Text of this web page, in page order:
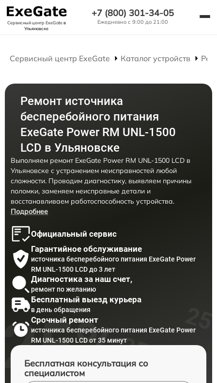
Сервисный центр ExeGateв
Ульяновске
+7 (800) 301-34-05
Ежедневно с 9:00 до 21:00
Сервисный центр ExeGate Каталог устройств
Ремонт источника
бесперебойного питания
ExeGate Power RM UNL-1500
LCD в Ульяновске
Выполняем ремонт ExeGate Power RM UNL-1500 LCD в
Ульяновске с устранением неисправностей любой
сложности. Проводим диагностику, выявляем причины
поломки, заменяем неисправные детали и
восстанавливаем работоспособность устройства.
Подробнее
Официальный сервис
Гарантийное обслуживание
источника бесперебойного питания ExeGate Power
RM UNL-1500 LCD до 3 лет
Диагностика за наш счет,
ремонт по желанию
Бесплатный выезд курьера
в день обращения
Срочный ремонт
источника бесперебойного питания ExeGate Power
RM UNL-1500 LCD от 35 минут
Бесплатная консультация со
специалистом